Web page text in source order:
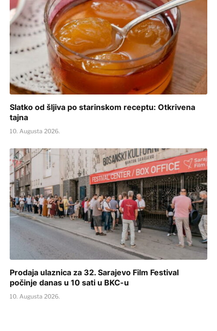
Slatko od šljiva po starinskom receptu: Otkrivena
tajna
10. Augusta 2026.
Prodaja ulaznica za 32. Sarajevo Film Festival
počinje danas u 10 sati u BKC-u
10. Augusta 2026.